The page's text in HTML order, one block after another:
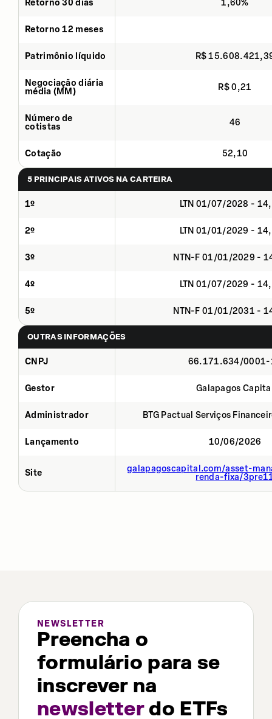
Retorno 30 dias 1,60%
Retorno 12 meses
Patrimônio líquido R$
Negociação diária
média (MM)
R$ 0,21
Número de
cotistas
46
Cotação 52,10
5 PRINCIPAIS ATIVOS NA CARTEIRA
1º LTN 01/07/2028 -
2º LTN 01/01/2029 -
3º NTN-F 01/01/2029 -
4º LTN 01/07/2029 -
5º NTN-F 01/01/2031 -
OUTRAS INFORMAÇÕES
CNPJ 66.171.634/0001-
Gestor Galapagos
Administrador BTG Pactual Serviços
Lançamento 10/06/2026
Site
galapagoscapital.com/asset-
renda-fixa/
NEWSLETTER
Preencha o
formulário para se
inscrever na
newsletterdo ETFs